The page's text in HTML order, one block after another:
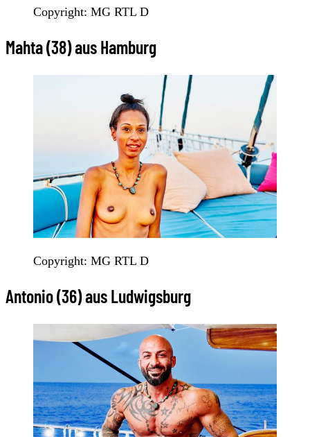
Copyright: MG RTL D
Mahta (38) aus Hamburg
Copyright: MG RTL D
Antonio (36) aus Ludwigsburg